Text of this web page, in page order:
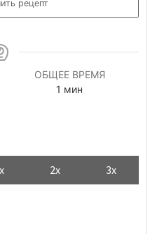
рецепт
ОБЩЕЕ ВРЕМЯ
1 минута
мин
2x 3x